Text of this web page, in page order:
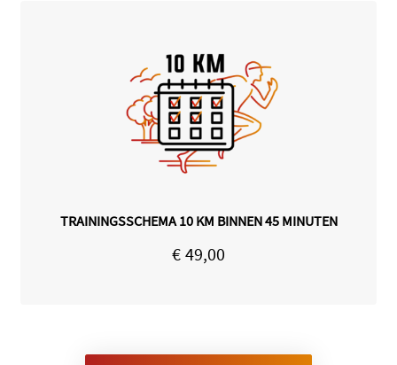
TRAININGSSCHEMA 10 KM BINNEN 45 MINUTEN
€ 49,00